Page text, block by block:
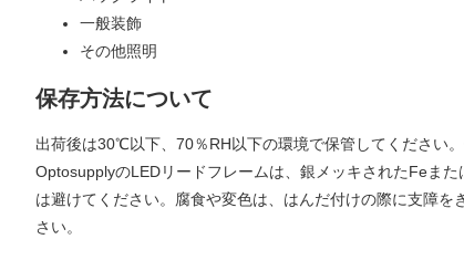
一般装飾
その他照明
保存方法について
出荷後は30℃以下、70％RH以下の環境で保管してください
OptosupplyのLEDリードフレームは、銀メッキされたFeま
は避けてください。腐食や変色は、はんだ付けの際に支障
さい。